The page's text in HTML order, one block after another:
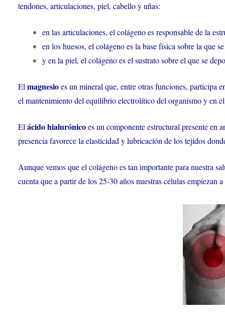
tendones, articulaciones, piel, cabello y uñas:
en las articulaciones, el colágeno es responsable de la
en los huesos, el colágeno es la base física sobre la que
y en la piel, el colágeno es el sustrato sobre el que se
El magnesioes un mineral que, entre otras funciones, participa
el mantenimiento del equilibrio electrolítico del organismo y en
El ácido hialurónicoes un componente estructural presente en
presencia favorece la elasticidad y lubricación de los tejidos
Aunque vemos que el colágeno es tan importante para nuestra
cuenta que a partir de los 25-30 años nuestras células empiezan